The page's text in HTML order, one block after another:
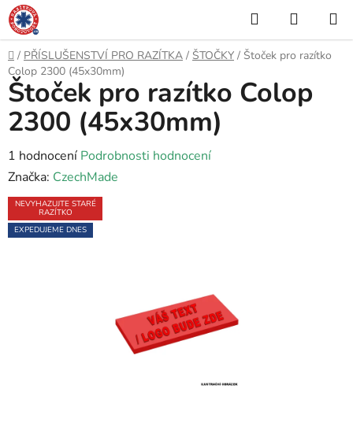
Přejít
na
obsah
Hledat
KOŠÍK
Domů
/ PŘÍSLUŠENSTVÍ PRO RAZÍTKA / ŠTOČKY / Štoček pro razítko
Colop 2300 (45x30mm)
Štoček pro razítko Colop
2300 (45x30mm)
Průměrné
hodnocení
produktu
je
5,0
1 hodnocení Podrobnosti hodnocení
Značka: CzechMade
NEVYHAZUJTE STARÉ
RAZÍTKO
EXPEDUJEME DNES